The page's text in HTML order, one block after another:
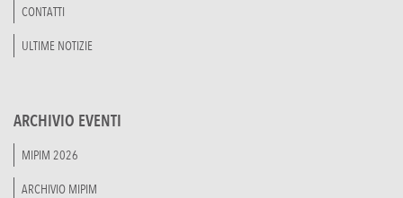
CONTATTI
ULTIME NOTIZIE
ARCHIVIO EVENTI
MIPIM 2026
ARCHIVIO MIPIM